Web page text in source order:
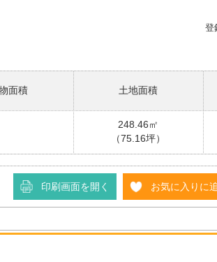
登
面積 土地面積
248.46㎡
（75.16坪）
印刷画面を開く お気に入りに